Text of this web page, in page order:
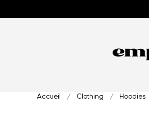
Accueil / Clothing / Hoodies